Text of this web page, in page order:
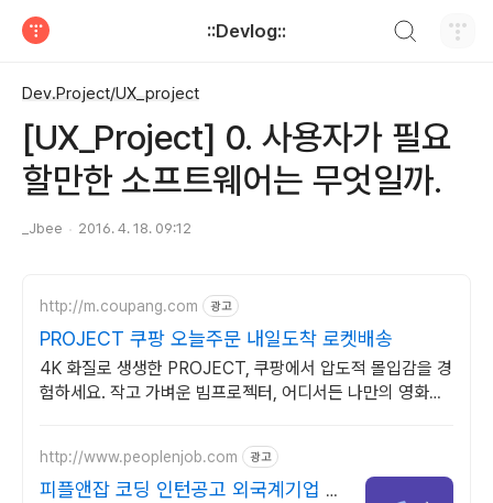
::Devlog::
Dev.Project/UX_project
[UX_Project] 0. 사용자가 필요
할만한 소프트웨어는 무엇일까.
_Jbee 2016. 4. 18. 09:12
http://m.coupang.com 광고
PROJECT 쿠팡 오늘주문 내일도착 로켓배송
4K 화질로 생생한 PROJECT, 쿠팡에서 압도적 몰입감을 경
험하세요. 작고 가벼운 빔프로젝터, 어디서든 나만의 영화관
http://www.peoplenjob.com 광고
피플앤잡 코딩 인턴공고 외국계기업 취